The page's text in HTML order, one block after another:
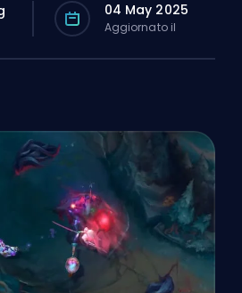
04 May 2025
Aggiornato il